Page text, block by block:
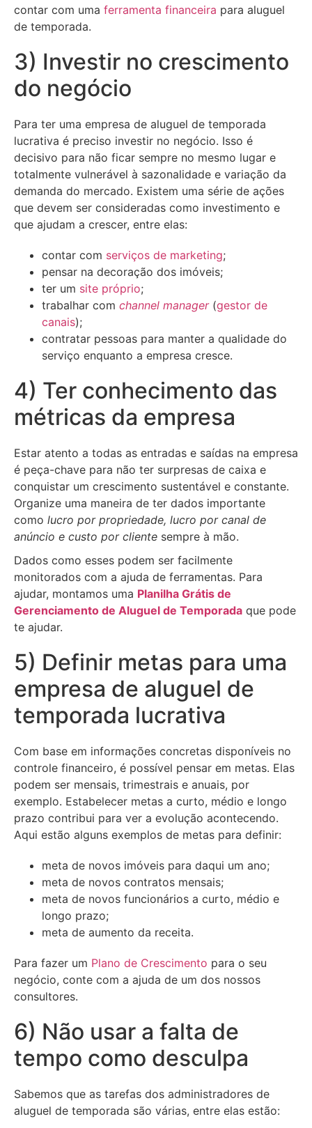
contar com uma ferramenta financeira para aluguel
de temporada.
3) Investir no crescimento
do negócio
Para ter uma empresa de aluguel de temporada
lucrativa é preciso investir no negócio. Isso é
decisivo para não ficar sempre no mesmo lugar e
totalmente vulnerável à sazonalidade e variação da
demanda do mercado. Existem uma série de ações
que devem ser consideradas como investimento e
que ajudam a crescer, entre elas:
contar com serviços de marketing;
pensar na decoração dos imóveis;
ter um site próprio;
trabalhar com channel manager(gestor de
canais);
contratar pessoas para manter a qualidade do
serviço enquanto a empresa cresce.
4) Ter conhecimento das
métricas da empresa
Estar atento a todas as entradas e saídas na empresa
é peça-chave para não ter surpresas de caixa e
conquistar um crescimento sustentável e constante.
Organize uma maneira de ter dados importante
como lucro por propriedade, lucro por canal de
anúncio e custo por cliente sempre à mão.
Dados como esses podem ser facilmente
monitorados com a ajuda de ferramentas. Para
ajudar, montamos uma Planilha Grátis de
Gerenciamento de Aluguel de Temporada que pode
te ajudar.
5) Definir metas para uma
empresa de aluguel de
temporada lucrativa
Com base em informações concretas disponíveis no
controle financeiro, é possível pensar em metas. Elas
podem ser mensais, trimestrais e anuais, por
exemplo. Estabelecer metas a curto, médio e longo
prazo contribui para ver a evolução acontecendo.
Aqui estão alguns exemplos de metas para definir:
meta de novos imóveis para daqui um ano;
meta de novos contratos mensais;
meta de novos funcionários a curto, médio e
longo prazo;
meta de aumento da receita.
Para fazer um Plano de Crescimento para o seu
negócio, conte com a ajuda de um dos nossos
consultores.
6) Não usar a falta de
tempo como desculpa
Sabemos que as tarefas dos administradores de
aluguel de temporada são várias, entre elas estão: